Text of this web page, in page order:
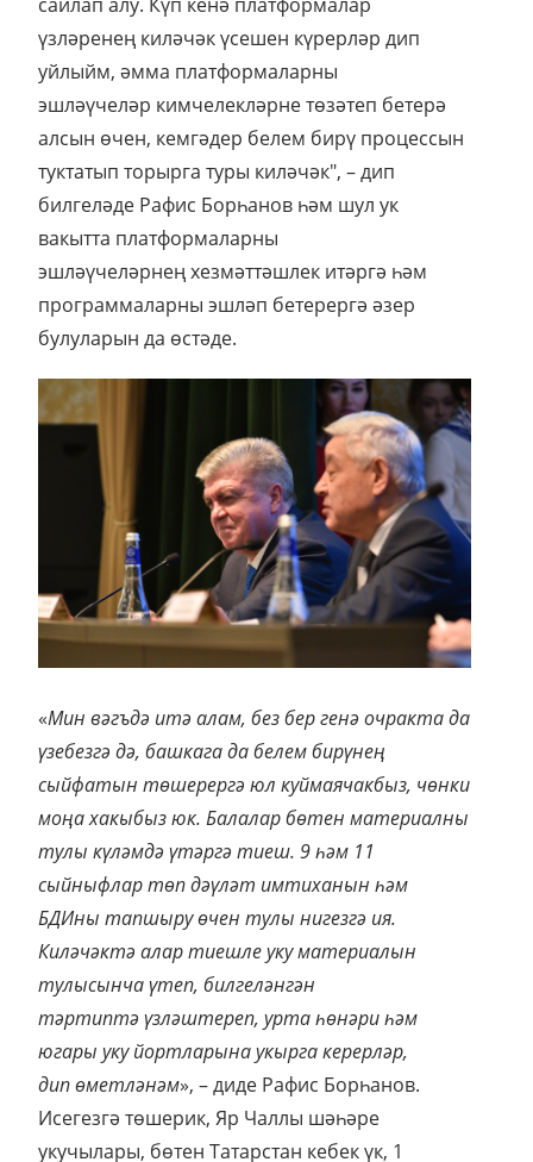
үзләренең киләчәк үсешен күрерләр дип
уйлыйм, әмма платформаларны
эшләүчеләр кимчелекләрне төзәтеп бетерә
алсын өчен, кемгәдер белем бирү процессын
туктатып торырга туры киләчәк", – дип
билгеләде Рафис Борһанов һәм шул ук
вакытта платформаларны
эшләүчеләрнең хезмәттәшлек итәргә һәм
программаларны эшләп бетерергә әзер
булуларын да өстәде.
«Мин вәгъдә итә алам, без бер генә очракта да
үзебезгә дә, башкага да белем бирүнең
сыйфатын төшерергә юл куймаячакбыз, чөнки
моңа хакыбыз юк. Балалар бөтен материалны
тулы күләмдә үтәргә тиеш. 9 һәм 11
сыйныфлар төп дәүләт имтиханын һәм
БДИны тапшыру өчен тулы нигезгә ия.
Киләчәктә алар тиешле уку материалын
тулысынча үтеп, билгеләнгән
тәртиптә үзләштереп, урта һөнәри һәм
югары уку йортларына укырга керерләр,
дипөметләнәм», – диде Рафис Борһанов.
Исегезгә төшерик, Яр Чаллы шәһәре
укучылары, бөтен Татарстан кебек үк, 1